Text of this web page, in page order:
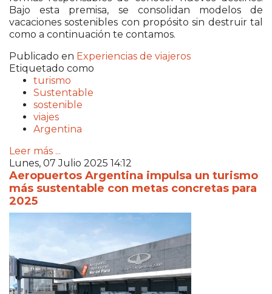
Bajo esta premisa, se consolidan modelos de
vacaciones sostenibles con propósito sin destruir tal
como a continuación te contamos.
Publicado en Experiencias de viajeros
Etiquetado como
turismo
Sustentable
sostenible
viajes
Argentina
Leer más ...
Lunes, 07 Julio 2025 14:12
Aeropuertos Argentina impulsa un turismo
más sustentable con metas concretas para
2025